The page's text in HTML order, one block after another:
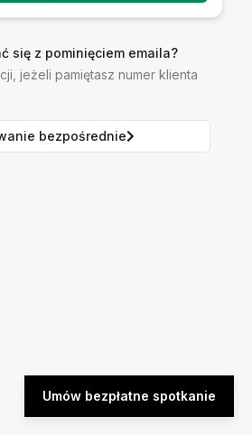
się z pominięciem emaila?
jeżeli pamiętasz numer klienta
bezpośrednie
Umów bezpłatne spotkanie